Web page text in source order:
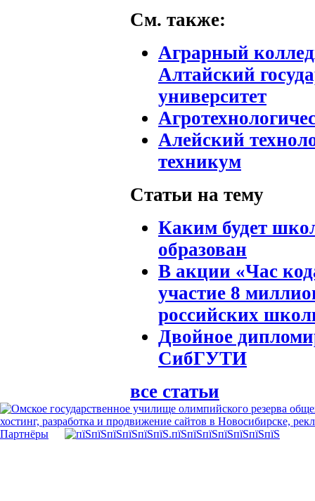
См. также:
Аграрный
Алтайский
университет
Алейский
техникум
Статьи на тему
Каким будет
образован
В акции «Час
участие 8
российских
Двойное
СибГУТИ
все статьи
хостинг, разработка и продвижение сайтов в Новосибирске,
Партнёры